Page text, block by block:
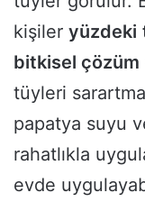
kişiler yüzdeki
bitkisel çözüm
tüyleri
papatya suyu
rahatlıkla
evde